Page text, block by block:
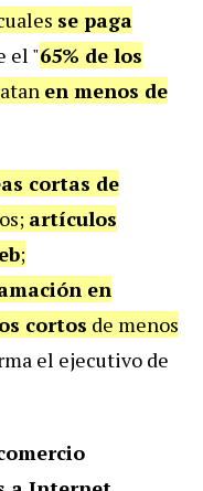
se paga
el "65% de los
en menos de
cortas de
artículos
;
en
cortos de menos
el ejecutivo de